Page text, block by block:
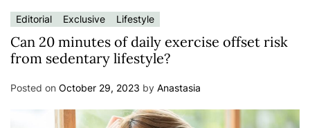
Editorial Exclusive Lifestyle
Can 20 minutes of daily exercise offset risk
from sedentary lifestyle?
Posted on October 29, 2023 by Anastasia